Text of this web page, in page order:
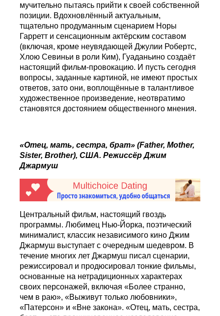
мучительно пытаясь прийти к своей собственной
позиции. Вдохновлённый актуальным,
тщательно продуманным сценарием Норы
Гарретт и сенсационным актёрским составом
(включая, кроме неувядающей Джулии Робертс,
Хлою Севиньи в роли Ким), Гуаданьино создаёт
настоящий фильм-провокацию. И пусть сегодня
вопросы, заданные картиной, не имеют простых
ответов, зато они, воплощённые в талантливое
художественное произведение, неотвратимо
становятся достоянием общественного мнения.
«Отец,мать,сестра,брат» (Father, Mother,
Sister, Brother),США.Режиссёр Джим
Джармуш
Центральный фильм, настоящий гвоздь
программы. Любимец Нью-Йорка, поэтический
минималист, классик независимого кино Джим
Джармуш выступает с очередным шедевром. В
течение многих лет Джармуш писал сценарии,
режиссировал и продюсировал тонкие фильмы,
основанные на нетрадиционных характерах
своих персонажей, включая «Более странно,
чем в раю», «Выживут только любовники»,
«Патерсон» и «Вне закона». «Отец, мать, сестра,